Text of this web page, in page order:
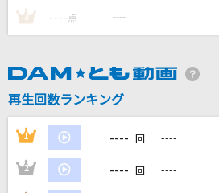
栄光の架橋
なごり雨
夏木綾子
3 ---- 点 ----
再生回数ランキング
1 ---- 回 ----
2 ---- 回 ----